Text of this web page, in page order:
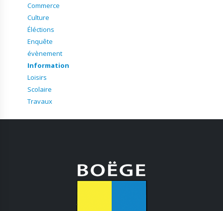
Commerce
Culture
Éléctions
Enquête
évènement
Information
Loisirs
Scolaire
Travaux